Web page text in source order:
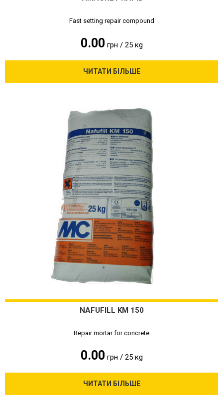
Fast setting repair compound
0.00 грн / 25 кg
ЧИТАТИ БІЛЬШЕ
NAFUFILL KM 150
Repair mortar for concrete
0.00 грн / 25 кg
ЧИТАТИ БІЛЬШЕ